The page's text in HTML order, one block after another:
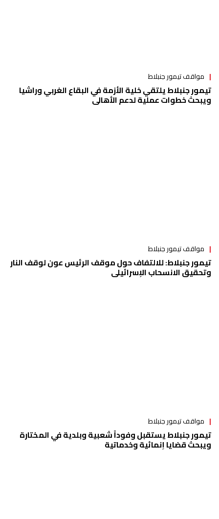
مواقف تيمور جنبلاط
تيمور جنبلاط يلتقي خلية الأزمة في البقاع الغربي وراشيا
ويبحث خطوات عملية لدعم الأهالي
مواقف تيمور جنبلاط
تيمور جنبلاط: للالتفاف حول موقف الرئيس عون لوقف النار
وتحقيق الانسحاب الإسرائيلي
مواقف تيمور جنبلاط
تيمور جنبلاط يستقبل وفوداً شعبية وبلدية في المختارة
ويبحث قضايا إنمائية وخدماتية